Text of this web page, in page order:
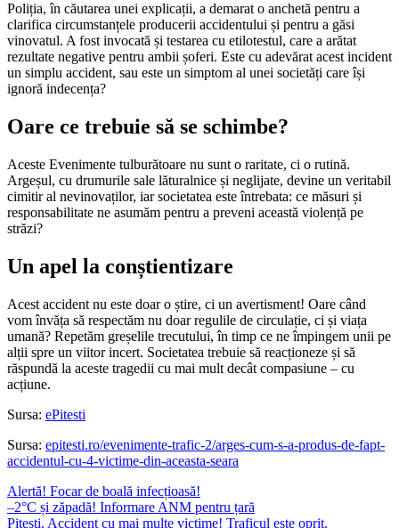
Poliția, în căutarea unei explicații, a demarat o anchetă pentru a
clarifica circumstanțele producerii accidentului și pentru a găsi
vinovatul. A fost invocată și testarea cu etilotestul, care a arătat
rezultate negative pentru ambii șoferi. Este cu adevărat acest incident
un simplu accident, sau este un simptom al unei societăți care își
ignoră indecența?
Oare ce trebuie să se schimbe?
Aceste Evenimente tulburătoare nu sunt o raritate, ci o rutină.
Argeșul, cu drumurile sale lăturalnice și neglijate, devine un veritabil
cimitir al nevinovaților, iar societatea este întrebata: ce măsuri și
responsabilitate ne asumăm pentru a preveni această violență pe
străzi?
Un apel la conștientizare
Acest accident nu este doar o știre, ci un avertisment! Oare când
vom învăța să respectăm nu doar regulile de circulație, ci și viața
umană? Repetăm greșelile trecutului, în timp ce ne împingem unii pe
alții spre un viitor incert. Societatea trebuie să reacționeze și să
răspundă la aceste tragedii cu mai mult decât compasiune – cu
acțiune.
Sursa: ePitesti
Sursa: epitesti.ro/evenimente-trafic-2/arges-cum-s-a-produs-de-fapt-
accidentul-cu-4-victime-din-aceasta-seara
Alertă! Focar de boală infecțioasă!
–2°C și zăpadă! Informare ANM pentru țară
Pitești. Accident cu mai multe victime! Traficul este oprit.